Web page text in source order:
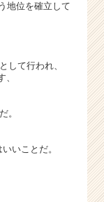
地位を確立して
して行われ、
。
いことだ。